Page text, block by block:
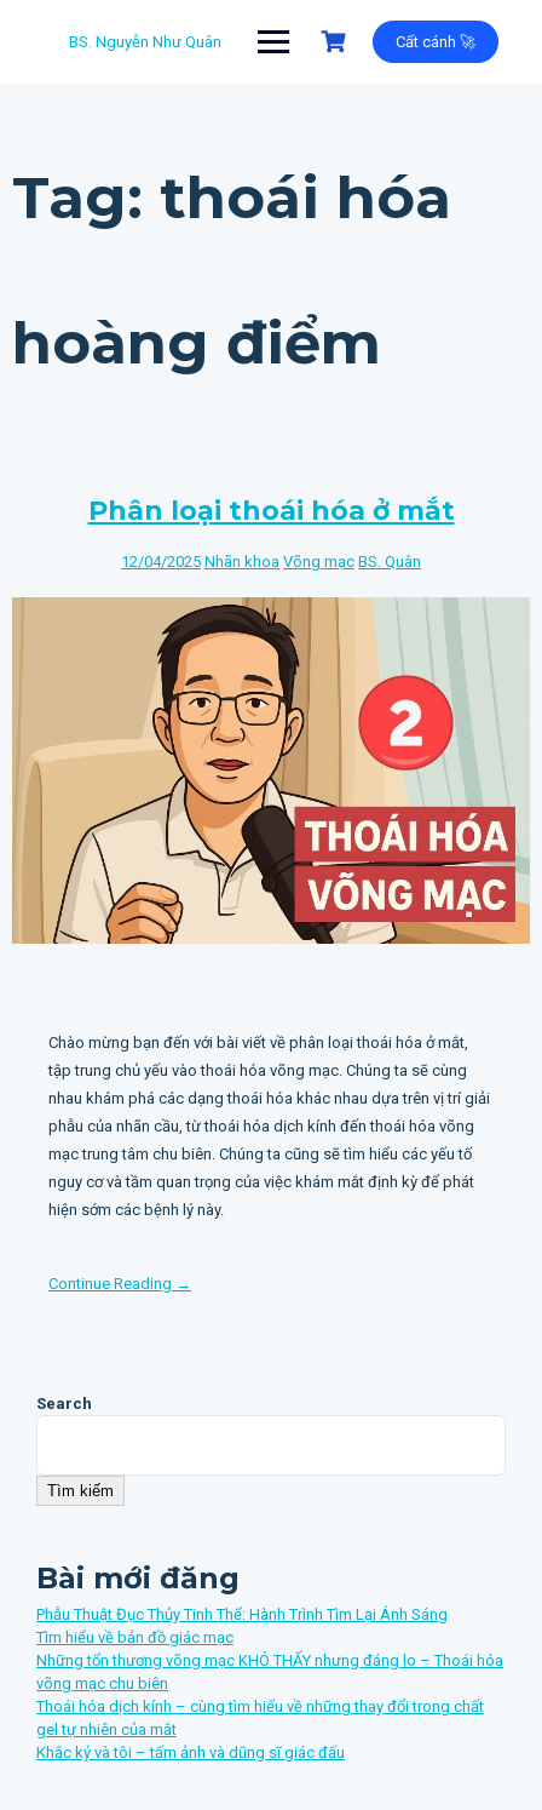
BS. Nguyễn Như Quân Cất cánh 🚀
Tag: thoái hóa
hoàng điểm
Phân loại thoái hóa ở mắt
12/04/2025 Nhãn khoa Võng mạc BS. Quân
Chào mừng bạn đến với bài viết về phân loại thoái hóa ở mắt,
tập trung chủ yếu vào thoái hóa võng mạc. Chúng ta sẽ cùng
nhau khám phá các dạng thoái hóa khác nhau dựa trên vị trí giải
phẫu của nhãn cầu, từ thoái hóa dịch kính đến thoái hóa võng
mạc trung tâm chu biên. Chúng ta cũng sẽ tìm hiểu các yếu tố
nguy cơ và tầm quan trọng của việc khám mắt định kỳ để phát
hiện sớm các bệnh lý này.
Continue Reading →
Search
Tìm kiếm
Bài mới đăng
Phẫu Thuật Đục Thủy Tinh Thể: Hành Trình Tìm Lại Ánh Sáng
Tìm hiểu về bản đồ giác mạc
Những tổn thương võng mạc KHÓ THẤY nhưng đáng lo – Thoái hóa
võng mạc chu biên
Thoái hóa dịch kính – cùng tìm hiểu về những thay đổi trong chất
gel tự nhiên của mắt
Khắc kỷ và tôi – tấm ảnh và dũng sĩ giác đấu